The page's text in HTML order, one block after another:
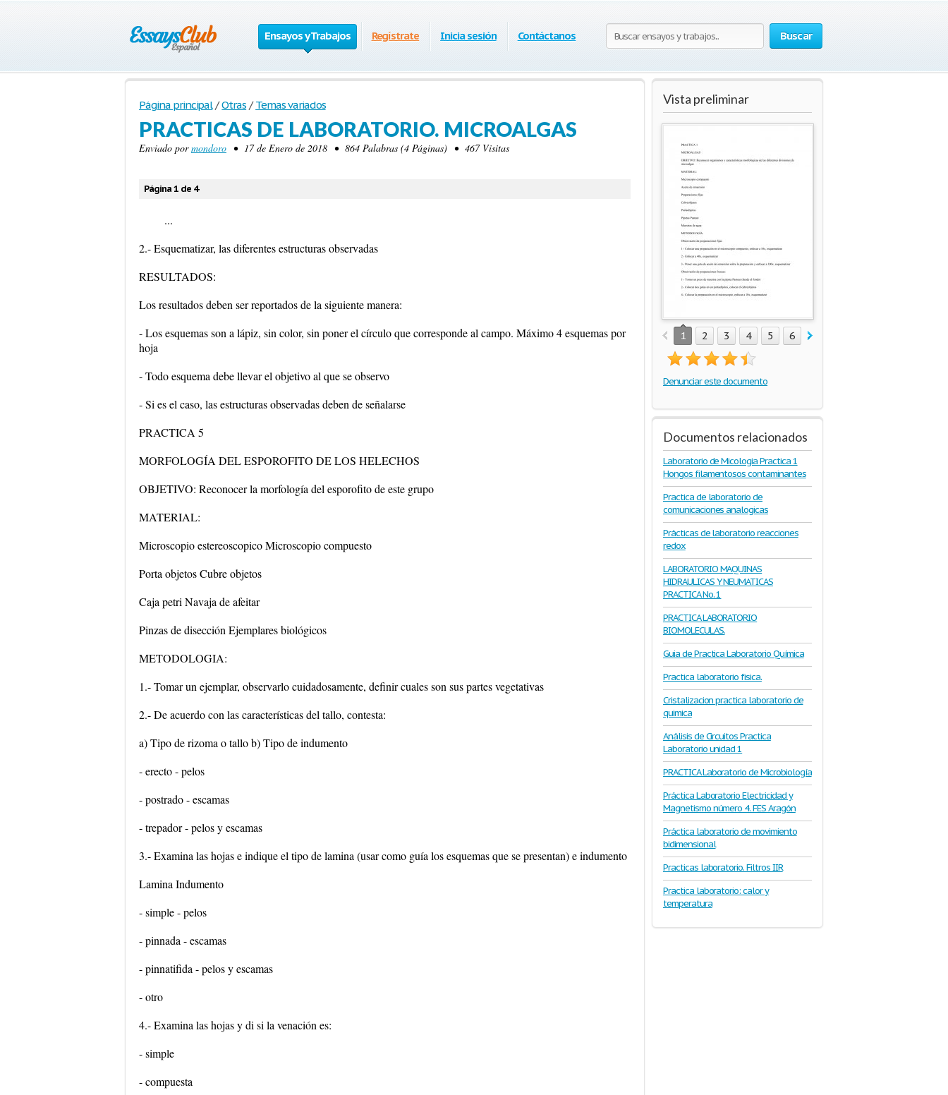
Buscar
Ensayos y Trabajos Regístrate Inicia sesión Contáctanos
Página principal / Otras / Temas variados
PRACTICAS DE LABORATORIO. MICROALGAS
Enviado pormondoro • 17 de Enero de 2018 • 864 Palabras (4 Páginas) • 467 Visitas
Página 1 de 4
...
2.- Esquematizar, las diferentes estructuras observadas
RESULTADOS:
Los resultados deben ser reportados de la siguiente manera:
- Los esquemas son a lápiz, sin color, sin poner el círculo que corresponde al campo. Máximo 4 esquemas por
hoja
- Todo esquema debe llevar el objetivo al que se observo
- Si es el caso, las estructuras observadas deben de señalarse
PRACTICA 5
MORFOLOGÍA DEL ESPOROFITO DE LOS HELECHOS
OBJETIVO: Reconocer la morfología del esporofito de este grupo
MATERIAL:
Microscopio estereoscopico Microscopio compuesto
Porta objetos Cubre objetos
Caja petri Navaja de afeitar
Pinzas de disección Ejemplares biológicos
METODOLOGIA:
1.- Tomar un ejemplar, observarlo cuidadosamente, definir cuales son sus partes vegetativas
2.- De acuerdo con las características del tallo, contesta:
a) Tipo de rizoma o tallo b) Tipo de indumento
- erecto - pelos
- postrado - escamas
- trepador - pelos y escamas
3.- Examina las hojas e indique el tipo de lamina (usar como guía los esquemas que se presentan) e indumento
Lamina Indumento
- simple - pelos
- pinnada - escamas
- pinnatifida - pelos y escamas
- otro
4.- Examina las hojas y di si la venación es:
- simple
- compuesta
Vista preliminar
1 2 3 4 5 6 7
Denunciar este documento
Documentos relacionados
Laboratorio de Micologia Practica 1
Hongos filamentosos contaminantes
Practica de laboratorio de
comunicaciones analogicas
Prácticas de laboratorio reacciones
redox
LABORATORIO MAQUINAS
HIDRAULICAS Y NEUMATICAS
PRACTICA No. 1
PRACTICA LABORATORIO
BIOMOLECULAS.
Guia de Practica Laboratorio Química
Practica laboratorio fisica.
Cristalizacion practica laboratorio de
quimica
Análisis de Circuitos Practica
Laboratorio unidad 1
PRACTICA Laboratorio de Microbiología
Práctica Laboratorio Electricidad y
Magnetismo número 4. FES Aragón
Práctica laboratorio de movimiento
bidimensional
Practicas laboratorio. Filtros IIR
Practica laboratorio: calor y
temperatura